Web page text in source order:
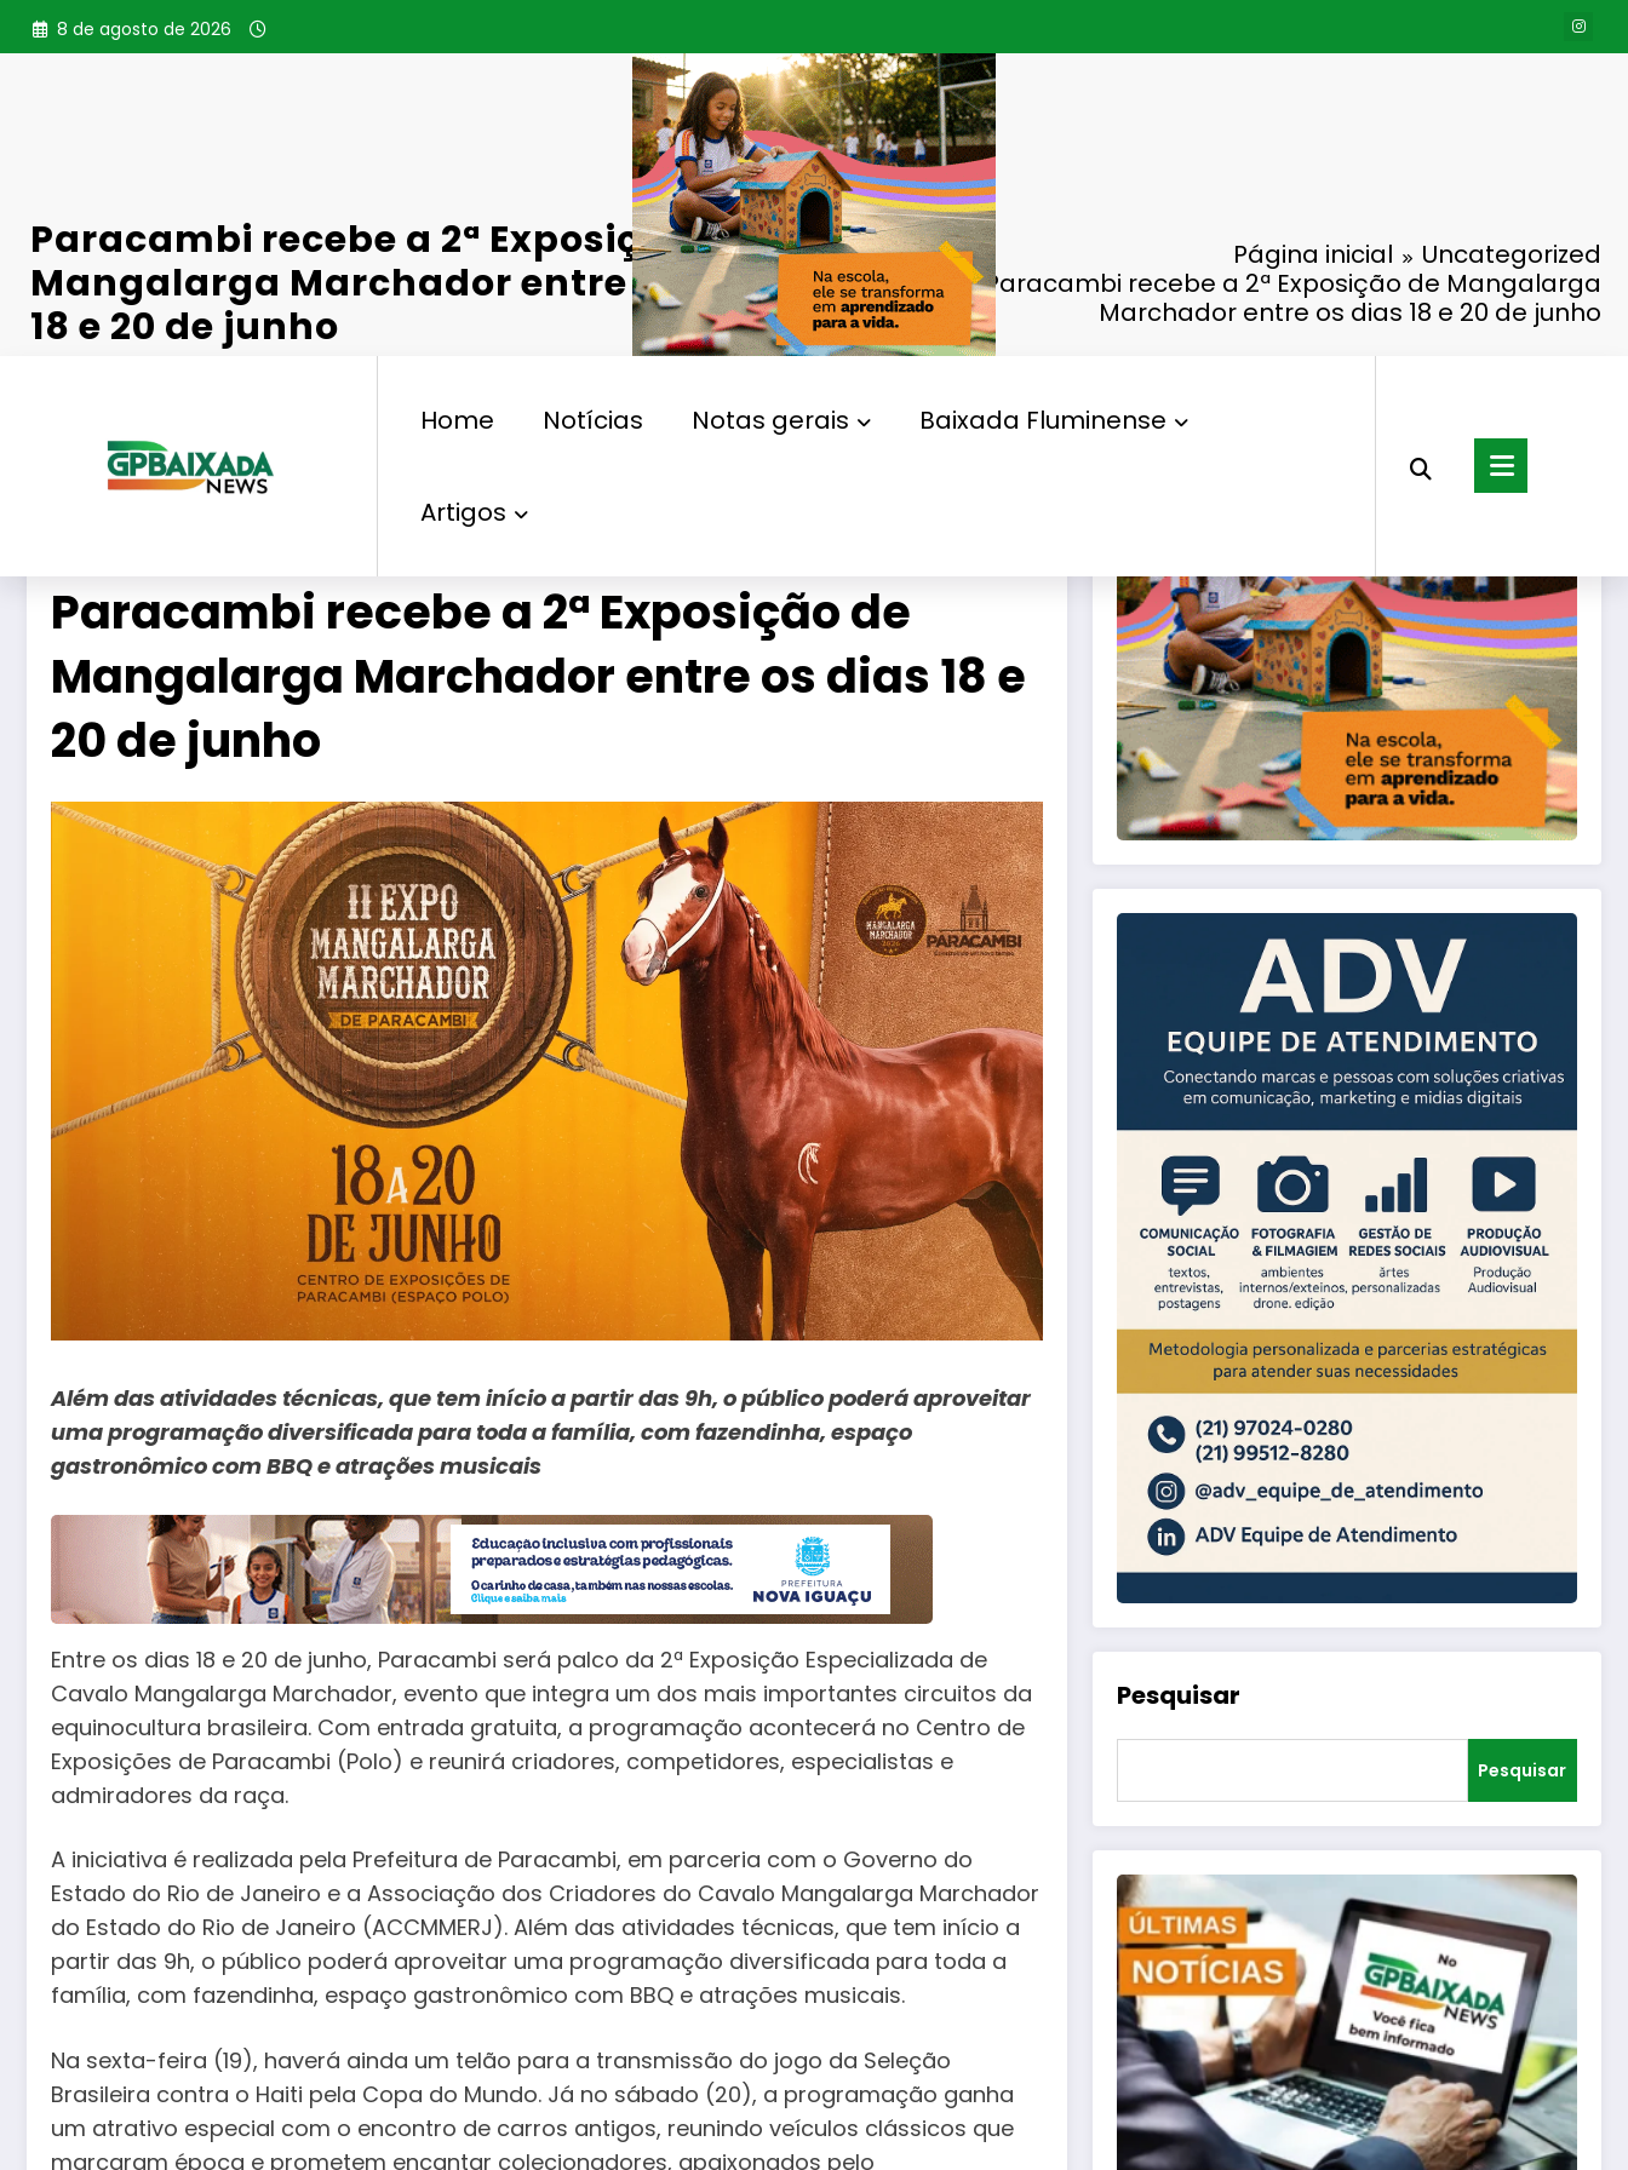
Pular
para
8 de agosto de 2026
Home Notícias Notas gerais Baixada Fluminense
Artigos
Paracambi recebe a 2ª Exposição de
Mangalarga Marchador entre os dias
18 e 20 de junho
Página inicial
Uncategorized
Paracambi recebe a 2ª Exposição de Mangalarga
Marchador entre os dias 18 e 20 de junho
Uncategorized
Paracambi recebe a 2ª Exposição de
Mangalarga Marchador entre os dias 18 e
20 de junho
Além das atividades técnicas, que tem início a partir das 9h, o público poderá aproveitar
uma programação diversificada para toda a família, com fazendinha, espaço
gastronômico com BBQ e atrações musicais
Entre os dias 18 e 20 de junho, Paracambi será palco da 2ª Exposição Especializada de
Cavalo Mangalarga Marchador, evento que integra um dos mais importantes circuitos da
equinocultura brasileira. Com entrada gratuita, a programação acontecerá no Centro de
Exposições de Paracambi (Polo) e reunirá criadores, competidores, especialistas e
admiradores da raça.
A iniciativa é realizada pela Prefeitura de Paracambi, em parceria com o Governo do
Estado do Rio de Janeiro e a Associação dos Criadores do Cavalo Mangalarga Marchador
do Estado do Rio de Janeiro (ACCMMERJ). Além das atividades técnicas, que tem início a
partir das 9h, o público poderá aproveitar uma programação diversificada para toda a
família, com fazendinha, espaço gastronômico com BBQ e atrações musicais.
Na sexta-feira (19), haverá ainda um telão para a transmissão do jogo da Seleção
Brasileira contra o Haiti pela Copa do Mundo. Já no sábado (20), a programação ganha
um atrativo especial com o encontro de carros antigos, reunindo veículos clássicos que
marcaram época e prometem encantar colecionadores, apaixonados pelo
Pesquisar
Pesquisar